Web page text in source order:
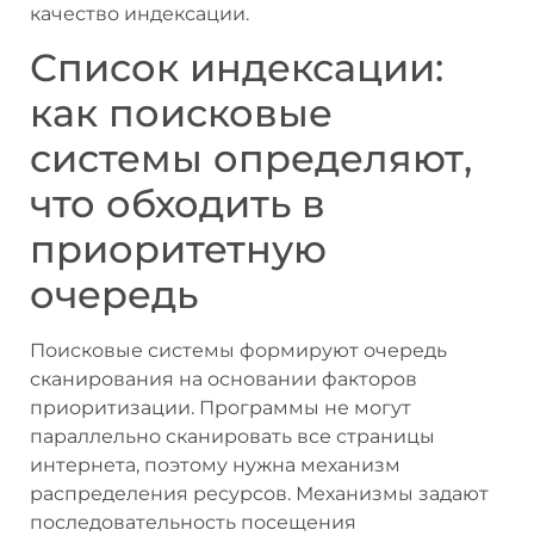
качество индексации.
Список индексации:
как поисковые
системы определяют,
что обходить в
приоритетную
очередь
Поисковые системы формируют очередь
сканирования на основании факторов
приоритизации. Программы не могут
параллельно сканировать все страницы
интернета, поэтому нужна механизм
распределения ресурсов. Механизмы задают
последовательность посещения